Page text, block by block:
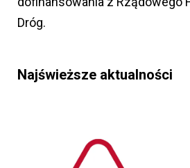
Dróg.
Najświeższe aktualności